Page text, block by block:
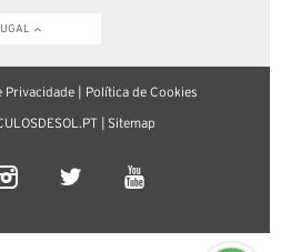
Privacidade Política de Cookies
| Sitemap